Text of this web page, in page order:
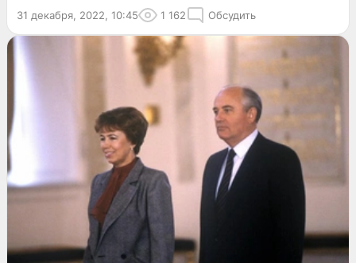
31 декабря, 2022, 10:45 1 162 Обсудить